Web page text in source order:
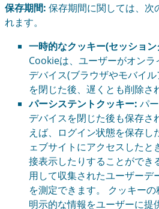
保存期間: 保存期間に関しては、次
れます。
一時的なクッキー(セッショ
Cookieは、ユーザーがオンラ
デバイス(ブラウザやモバイ
を閉じた後、遅くとも削除さ
パーシステントクッキー: パ
デバイスを閉じた後も保存さ
えば、ログイン状態を保存し
ェブサイトにアクセスしたと
接表示したりすることができ
用して収集されたユーザーデ
を測定できます。 クッキー
明示的な情報をユーザーに提